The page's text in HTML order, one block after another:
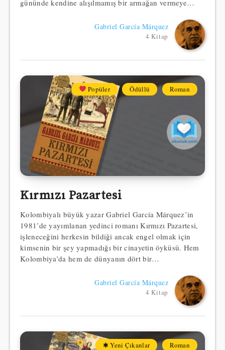
gününde kendine alışılmamış bir armağan vermeye…
Gabriel García Márquez
4 Kitap
Popüler Ödüllü Roman
Kırmızı Pazartesi
Kolombiyalı büyük yazar Gabriel García Márquez’in
1981’de yayımlanan yedinci romanı Kırmızı Pazartesi,
işleneceğini herkesin bildiği ancak engel olmak için
kimsenin bir şey yapmadığı bir cinayetin öyküsü. Hem
Kolombiya’da hem de dünyanın dört bir…
Gabriel García Márquez
4 Kitap
✱ Yeni Çıkanlar Roman